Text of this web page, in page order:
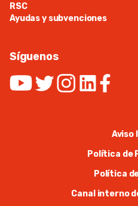
RSC
Ayudas y subvenciones
Síguenos
Aviso
Política de
Política
Canal interno